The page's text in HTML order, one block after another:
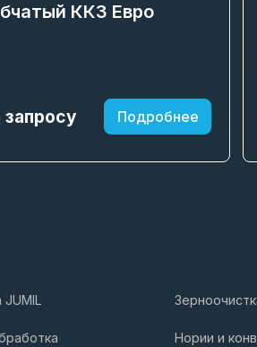
ККЗ Евро
запросу Подробнее
JUMIL
Нории и